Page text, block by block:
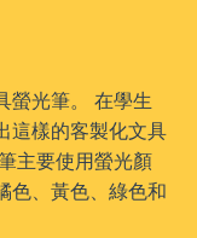
螢光筆。 在學生
這樣的客製化文具
主要使用螢光顏
色、黃色、綠色和